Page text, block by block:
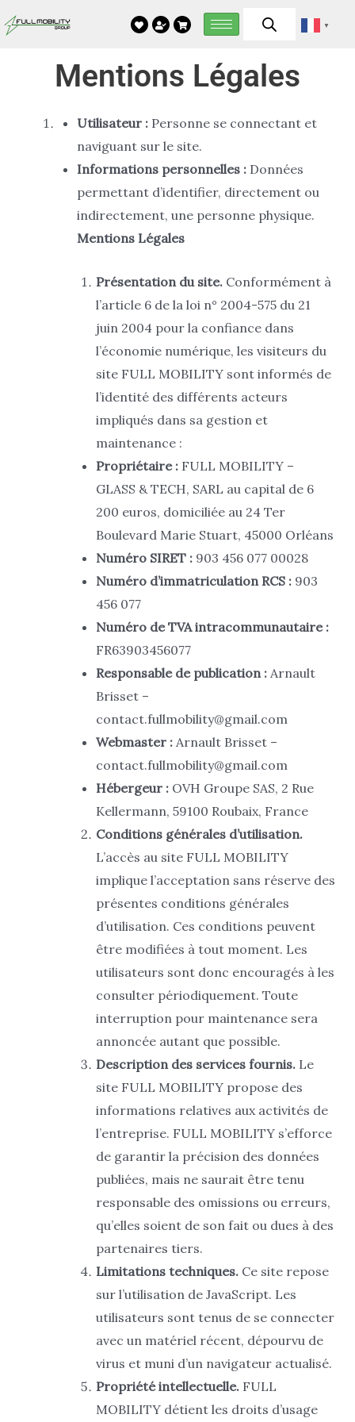
au
▼
Mentions Légales
Utilisateur : Personne se connectant et
naviguant sur le site.
Informations personnelles : Données
permettant d’identifier, directement ou
indirectement, une personne physique.
Mentions Légales
Présentation du site. Conformément à
l’article 6 de la loi n° 2004-575 du 21
juin 2004 pour la confiance dans
l’économie numérique, les visiteurs du
site FULL MOBILITY sont informés de
l’identité des différents acteurs
impliqués dans sa gestion et
maintenance :
Propriétaire : FULL MOBILITY –
GLASS & TECH, SARL au capital de 6
200 euros, domiciliée au 24 Ter
Boulevard Marie Stuart, 45000 Orléans
Numéro SIRET : 903 456 077 00028
Numéro d’immatriculation RCS : 903
456 077
Numéro de TVA intracommunautaire :
FR63903456077
Responsable de publication : Arnault
Brisset –
contact.fullmobility@gmail.com
Webmaster : Arnault Brisset –
contact.fullmobility@gmail.com
Hébergeur : OVH Groupe SAS, 2 Rue
Kellermann, 59100 Roubaix, France
Conditions générales d’utilisation.
L’accès au site FULL MOBILITY
implique l’acceptation sans réserve des
présentes conditions générales
d’utilisation. Ces conditions peuvent
être modifiées à tout moment. Les
utilisateurs sont donc encouragés à les
consulter périodiquement. Toute
interruption pour maintenance sera
annoncée autant que possible.
Description des services fournis. Le
site FULL MOBILITY propose des
informations relatives aux activités de
l’entreprise. FULL MOBILITY s’efforce
de garantir la précision des données
publiées, mais ne saurait être tenu
responsable des omissions ou erreurs,
qu’elles soient de son fait ou dues à des
partenaires tiers.
Limitations techniques. Ce site repose
sur l’utilisation de JavaScript. Les
utilisateurs sont tenus de se connecter
avec un matériel récent, dépourvu de
virus et muni d’un navigateur actualisé.
Propriété intellectuelle. FULL
MOBILITY détient les droits d’usage